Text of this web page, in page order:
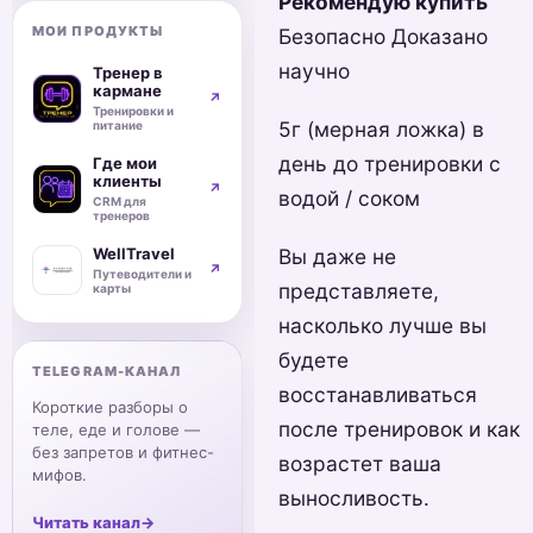
Безопасно Доказано
научно
5г (мерная ложка) в
день до тренировки с
водой / соком
Вы даже не
представляете,
насколько лучше вы
будете
восстанавливаться
после тренировок и как
возрастет ваша
выносливость.
МОИ ПРОДУКТЫ
Тренер в
кармане
Тренировки и
питание
↗
Где мои
клиенты
CRM для
тренеров
↗
WellTravel
Путеводители и
карты
↗
TELEGRAM-КАНАЛ
Короткие разборы о
теле, еде и голове —
без запретов и фитнес-
мифов.
Читать канал→